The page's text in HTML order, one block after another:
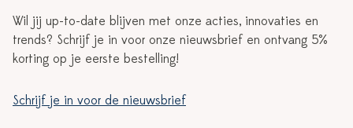
Wil jij up-to-date blijven met onze acties, innovaties en
trends? Schrijf je in voor onze nieuwsbrief en ontvang 5%
korting op je eerste bestelling!
Schrijf je in voor de nieuwsbrief